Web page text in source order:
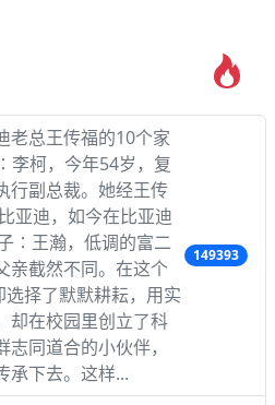
老总王传福的10个家
柯，今年54岁，复
行副总裁。她经王传
亚迪，如今在比亚迪
∶王瀚，低调的富二
亲截然不同。在这个
选择了默默耕耘，用实
却在校园里创立了科
同道合的小伙伴，
承下去。这样...
149393